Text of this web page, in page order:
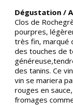
Dégustation /
Clos de
pourpres,
très fin, marqué
des touches de
des tanins. Ce
vin se mariera
rouges en
fromages